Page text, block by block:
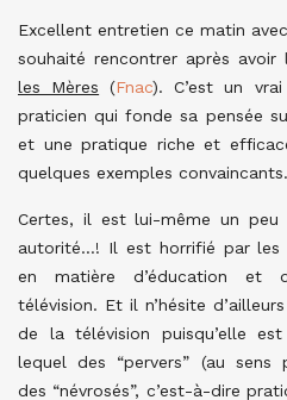
Excellent entretien ce matin avec
souhaité rencontrer après avoir
les Mères (Fnac). C’est un
praticien qui fonde sa pensée
et une pratique riche et
quelques exemples convaincants.
Certes, il est lui-même un peu
autorité…! Il est horrifié par les
en matière d’éducation et
télévision. Et il n’hésite
de la télévision puisqu’elle
lequel des “pervers” (au sens
des “névrosés”, c’est-à-dire